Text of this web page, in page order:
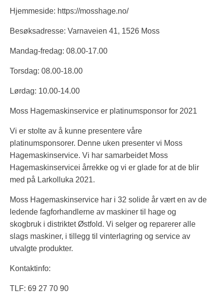
Hjemmeside: https://mosshage.no/
Besøksadresse: Varnaveien 41, 1526 Moss
Mandag-fredag: 08.00-17.00
Torsdag: 08.00-18.00
Lørdag: 10.00-14.00
Moss Hagemaskinservice er platinumsponsor for 2021
Vi er stolte av å kunne presentere våre
platinumsponsorer. Denne uken presenter vi Moss
Hagemaskinservice. Vi har samarbeidet Moss
Hagemaskinservicei årrekke og vi er glade for at de blir
med på Larkolluka 2021.
Moss Hagemaskinservice har i 32 solide år vært en av de
ledende fagforhandlerne av maskiner til hage og
skogbruk i distriktet Østfold. Vi selger og reparerer alle
slags maskiner, i tillegg til vinterlagring og service av
utvalgte produkter.
Kontaktinfo:
TLF: 69 27 70 90